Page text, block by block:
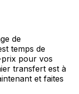
de
temps de
pour vos
transfert est à
et faites